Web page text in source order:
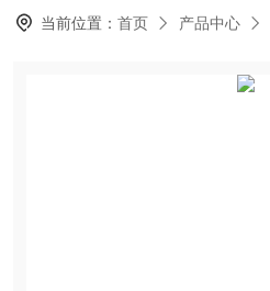
当前位置：首页 产品中心